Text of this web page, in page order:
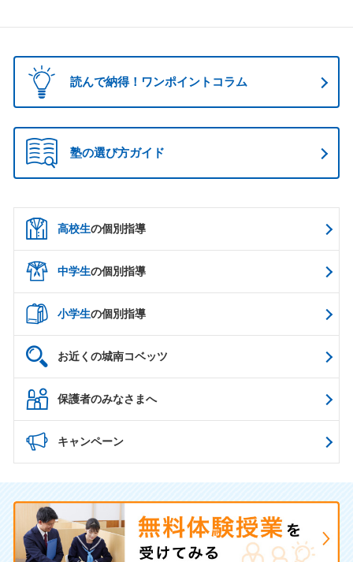
読んで納得！ワンポイントコラム
塾の選び方ガイド
高校生の個別指導
中学生の個別指導
小学生の個別指導
お近くの城南コベッツ
保護者のみなさまへ
キャンペーン